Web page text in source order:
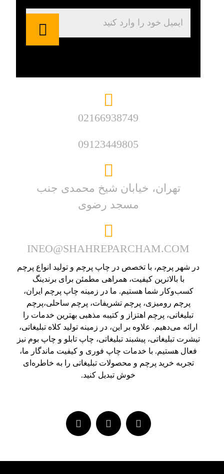
02166938749
09123449805
تهران، خیابان شیخ محمدی جنب
مسجد رضوی
INEO@SHAHREPARCHAM.COM
در شهر پرچم، با تخصص در چاپ پرچم و تولید انواع پرچم
با بالاترین کیفیت، همراهی مطمئن برای برندینگ
کسب‌وکار شما هستیم. ما در زمینه چاپ پرچم ایران،
پرچم رومیزی، پرچم تشریفات، پرچم ساحلی،پرچم
تبلیغاتی، پرچم اهتزاز و کتیبه مذهبی بهترین خدمات را
ارائه می‌دهیم. علاوه بر این، در زمینه تولید کلاه تبلیغاتی،
تیشرت تبلیغاتی، پیشبند تبلیغاتی، چاپ تابلو و چاپ بوم نیز
فعال هستیم. با خدمات چاپ فوری و کیفیت ماندگار ما،
تجربه خرید پرچم و محصولات تبلیغاتی را به خاطره‌ای
خوش تبدیل کنید.